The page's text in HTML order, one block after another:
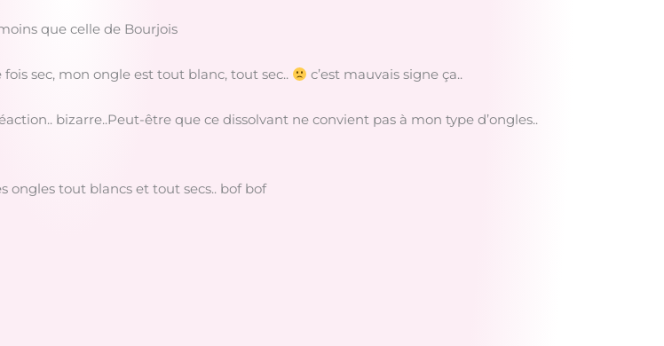
que celle de Bourjois
sec, mon ongle est tout blanc, tout sec.. c’est mauvais signe ça..
bizarre..Peut-être que ce dissolvant ne convient pas à mon type d’ongles..
ongles tout blancs et tout secs.. bof bof